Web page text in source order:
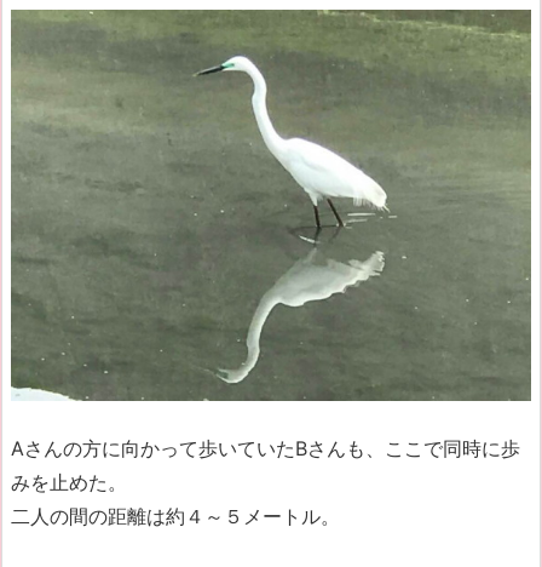
Aさんの方に向かって歩いていたBさんも、ここで同時に歩
みを止めた。
二人の間の距離は約４～５メートル。